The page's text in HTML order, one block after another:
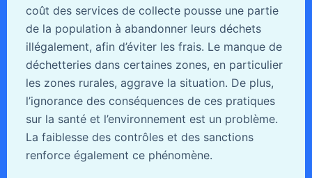
coût des services de collecte pousse une partie
de la population à abandonner leurs déchets
illégalement, afin d’éviter les frais. Le manque de
déchetteries dans certaines zones, en particulier
les zones rurales, aggrave la situation. De plus,
l’ignorance des conséquences de ces pratiques
sur la santé et l’environnement est un problème.
La faiblesse des contrôles et des sanctions
renforce également ce phénomène.